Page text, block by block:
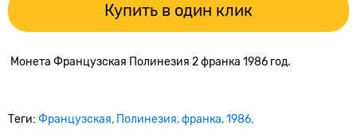
Купить в один клик
Монета Французская Полинезия 2 франка 1986 год.
Теги: Французская Полинезия франка 1986